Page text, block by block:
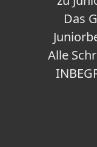
Das
Alle